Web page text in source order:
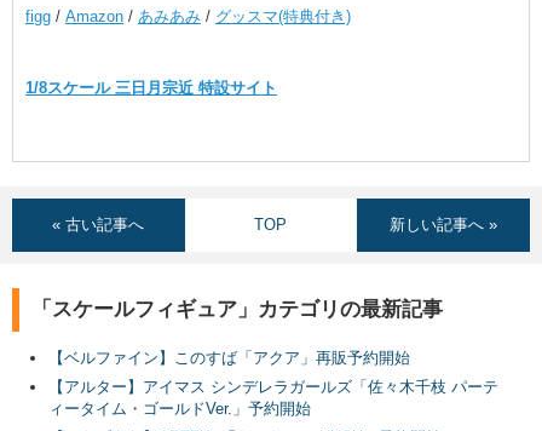
figg / Amazon / あみあみ / グッスマ(特典付き)
1/8スケール 三日月宗近 特設サイト
« 古い記事へ TOP 新しい記事へ »
「スケールフィギュア」カテゴリの最新記事
【ベルファイン】このすば「アクア」再販予約開始
【アルター】アイマス シンデレラガールズ「佐々木千枝 パーテ
ィータイム・ゴールドVer.」予約開始